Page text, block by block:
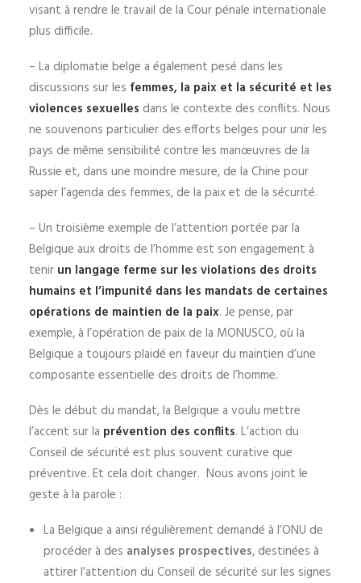
visant à rendre le travail de la Cour pénale internationale
plus difficile.
– La diplomatie belge a également pesé dans les
discussions sur les femmes, la paix et la sécurité et les
violences sexuelles dans le contexte des conflits. Nous
ne souvenons particulier des efforts belges pour unir les
pays de même sensibilité contre les manœuvres de la
Russie et, dans une moindre mesure, de la Chine pour
saper l’agenda des femmes, de la paix et de la sécurité.
– Un troisième exemple de l’attention portée par la
Belgique aux droits de l’homme est son engagement à
tenir un langage ferme sur les violations des droits
humains et l’impunité dans les mandats de certaines
opérations de maintien de la paix. Je pense, par
exemple, à l’opération de paix de la MONUSCO, où la
Belgique a toujours plaidé en faveur du maintien d’une
composante essentielle des droits de l’homme.
Dès le début du mandat, la Belgique a voulu mettre
l’accent sur la prévention des conflits. L’action du
Conseil de sécurité est plus souvent curative que
préventive. Et cela doit changer. Nous avons joint le
geste à la parole :
La Belgique a ainsi régulièrement demandé à l’ONU de
procéder à des analyses prospectives, destinées à
attirer l’attention du Conseil de sécurité sur les signes